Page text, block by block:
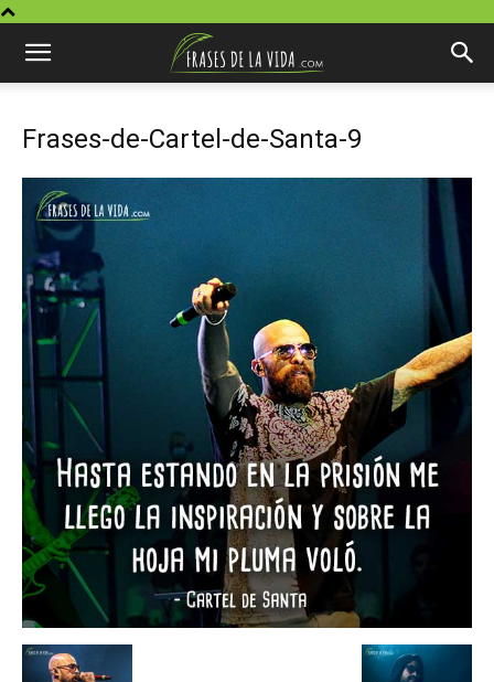
Frases-de-Cartel-de-Santa-9